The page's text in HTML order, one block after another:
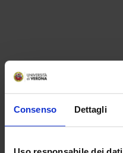
Consenso Dettagli